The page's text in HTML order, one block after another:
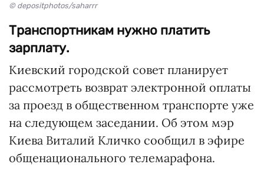
© depositphotos/saharrr
Транспортникам нужно платить
зарплату.
Киевский городской совет планирует
рассмотреть возврат электронной оплаты
за проезд в общественном транспорте уже
на следующем заседании. Об этом мэр
Киева Виталий Кличко сообщил в эфире
общенационального телемарафона.